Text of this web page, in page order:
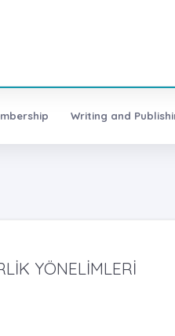
Writing and
YÖNELİMLERİ